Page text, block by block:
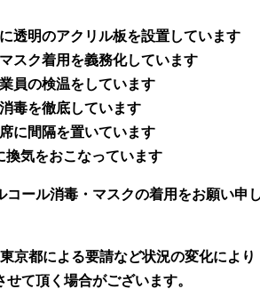
透明のアクリル板を設置しています
スク着用を義務化しています
員の検温をしています
毒を徹底しています
に間隔を置いています
気をおこなっています
ール消毒・マスクの着用をお願い申し
京都による要請など状況の変化により
せて頂く場合がございます。